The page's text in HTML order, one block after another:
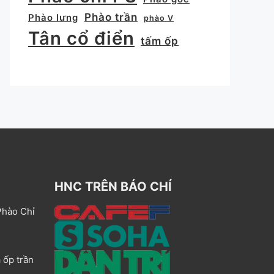
Phào lưng
Phào trần phào V
Tân cổ điển tấm ốp
Chỉ
ốp trần
HNC TRÊN BÁO CHÍ